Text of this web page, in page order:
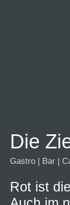
Die
Gastro | Bar |
Rot ist